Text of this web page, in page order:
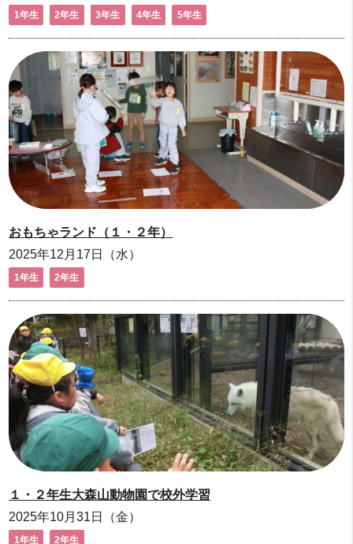
1年生 2年生 3年生 4年生 5年生
おもちゃランド（１・２年）
2025年12月17日（水）
1年生 2年生
１・２年生大森山動物園で校外学習
2025年10月31日（金）
1年生 2年生